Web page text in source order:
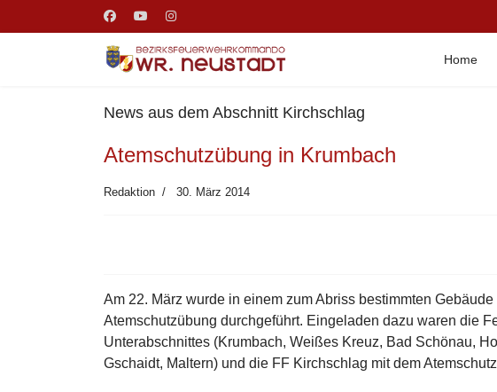
Home
News aus dem Abschnitt Kirchschlag
Atemschutzübung in Krumbach
Redaktion 30. März 2014
Am 22. März wurde in einem zum Abriss bestimmten Gebäude
Atemschutzübung durchgeführt. Eingeladen dazu waren die
Unterabschnittes (Krumbach, Weißes Kreuz, Bad Schönau,
Gschaidt, Maltern) und die FF Kirchschlag mit dem